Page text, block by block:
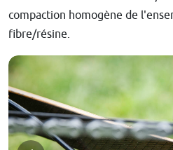
compaction homogène de
fibre/résine.